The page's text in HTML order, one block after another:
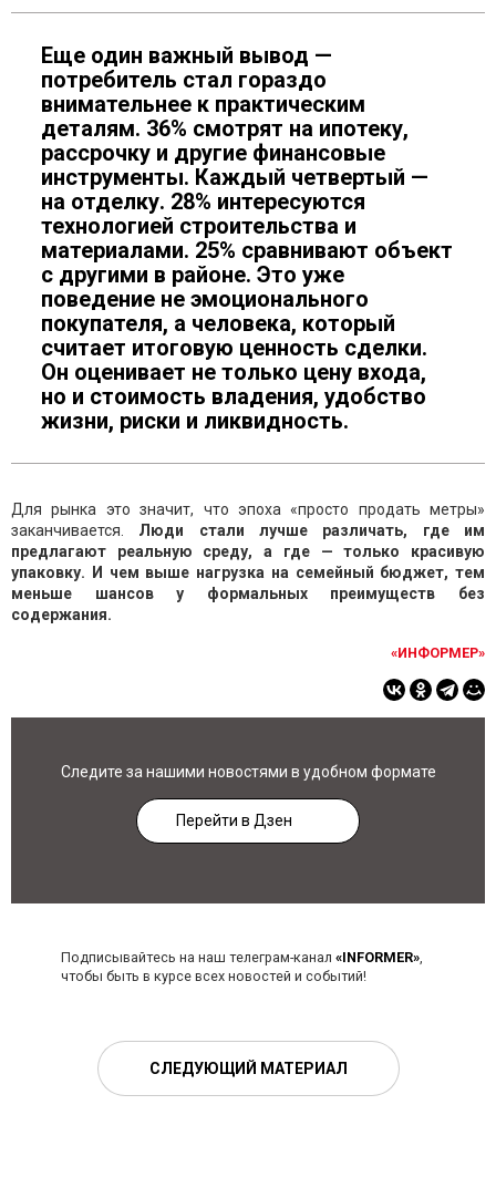
Еще один важный вывод —
потребитель стал гораздо
внимательнее к практическим
деталям. 36% смотрят на ипотеку,
рассрочку и другие финансовые
инструменты. Каждый четвертый —
на отделку. 28% интересуются
технологией строительства и
материалами. 25% сравнивают объект
с другими в районе. Это уже
поведение не эмоционального
покупателя, а человека, который
считает итоговую ценность сделки.
Он оценивает не только цену входа,
но и стоимость владения, удобство
жизни, риски и ликвидность.
Для рынка это значит, что эпоха «просто продать метры»
заканчивается. Люди стали лучше различать, где им
предлагают реальную среду, а где — только красивую
упаковку. И чем выше нагрузка на семейный бюджет, тем
меньше шансов у формальных преимуществ без
содержания.
«ИНФОРМЕР»
Следите за нашими новостями в удобном формате
Перейти в Дзен
Подписывайтесь на наш телеграм-канал «INFORMER»
чтобы быть в курсе всех новостей и событий!
СЛЕДУЮЩИЙ МАТЕРИАЛ